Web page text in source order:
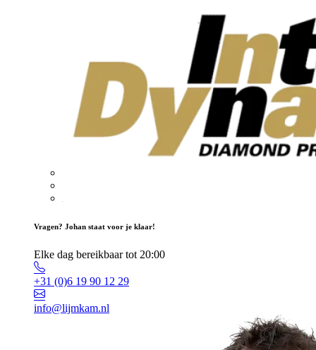
Vragen? Johan staat voor je klaar!
Elke dag bereikbaar tot 20:00
+31 (0)6 19 90 12 29
info@lijmkam.nl